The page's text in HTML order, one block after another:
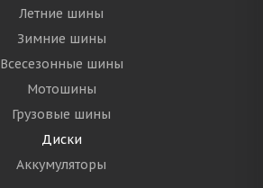
Летние шины
Зимние шины
Всесезонные шины
Мотошины
Грузовые шины
Диски
Аккумуляторы